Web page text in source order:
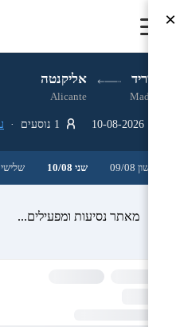
מדריד אליקנטה
Madrid
Alicante
ראשון 09/08 שני 10/08 שלישי 11/08
מאתר נסיעות ומפעילים...
×